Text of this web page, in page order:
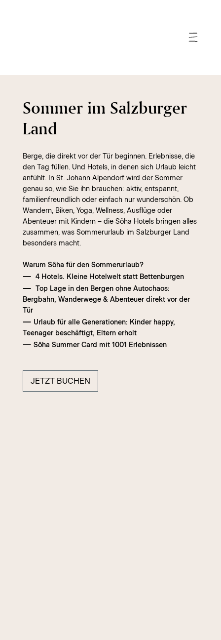
Sommer im Salzburger
Land
Berge, die direkt vor der Tür beginnen. Erlebnisse, die
den Tag füllen. Und Hotels, in denen sich Urlaub leicht
anfühlt. In St. Johann Alpendorf wird der Sommer
genau so, wie Sie ihn brauchen: aktiv, entspannt,
familienfreundlich oder einfach nur wunderschön. Ob
Wandern, Biken, Yoga, Wellness, Ausflüge oder
Abenteuer mit Kindern – die Sôha Hotels bringen alles
zusammen, was Sommerurlaub im Salzburger Land
besonders macht.
Warum Sôha für den Sommerurlaub?
— 4 Hotels. Kleine Hotelwelt statt Bettenburgen
— Top Lage in den Bergen ohne Autochaos:
Bergbahn, Wanderwege & Abenteuer direkt vor der
Tür
— Urlaub für alle Generationen: Kinder happy,
Teenager beschäftigt, Eltern erholt
— Sôha Summer Card mit 1001 Erlebnissen
JETZT BUCHEN